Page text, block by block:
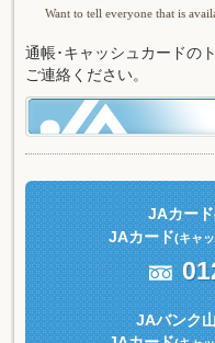
Want to tell everyone that is
通帳･キャッシュカードの
ご連絡ください。
JAカード
JAカード(キャ
JAバンク